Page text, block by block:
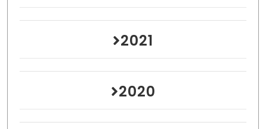
2021
2020